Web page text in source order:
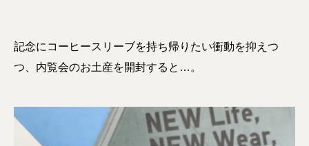
記念にコーヒースリーブを持ち帰りたい衝動を抑えつ
つ、内覧会のお土産を開封すると…。